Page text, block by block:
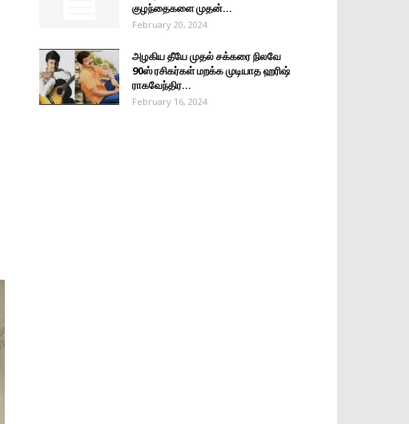
குழந்தைகளை முதன்...
February 20, 2024
அழகிய தீயே முதல் சக்கரை நிலவே
90ஸ் ரசிகர்கள் மறக்க முடியாத ஹரிஷ்
ராகவேந்திர...
February 16, 2024